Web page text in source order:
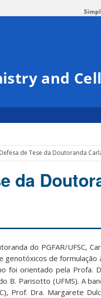
and
Defesa de Tese da Doutoranda
da
do PGFAR/UFSC,
genotóxicos de
foi orientado pela Profa.
B. Parisotto (UFMS). A
Prof. Dra. Margarete